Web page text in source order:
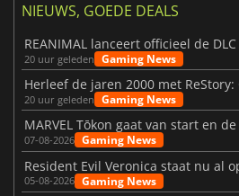
NIEUWS, GOEDE DEALS
REANIMAL lanceert officieel de
20 uur geleden Gaming News
20 uur geleden Gaming News
07-08-2026 Gaming News
05-08-2026 Gaming News